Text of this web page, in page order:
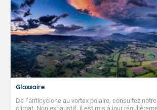
Glossaire
De l’anticyclone au vortex polaire, consultez
climat. Non exhaustif, il est mis à jour